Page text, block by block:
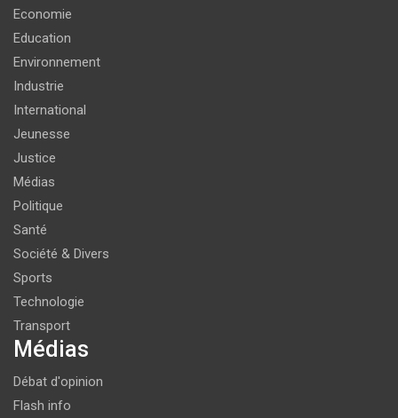
Economie
Education
Environnement
Industrie
International
Jeunesse
Justice
Médias
Politique
Santé
Société & Divers
Sports
Technologie
Transport
Médias
Débat d'opinion
Flash info